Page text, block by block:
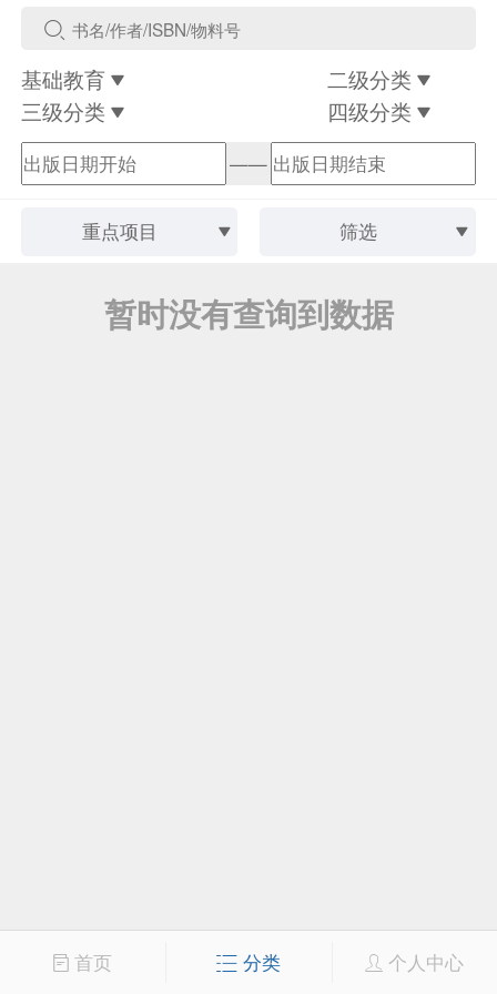
基础教育
二级分类
三级分类
四级分类
——
重点项目 筛选
暂时没有查询到数据
首页 分类 个人中心